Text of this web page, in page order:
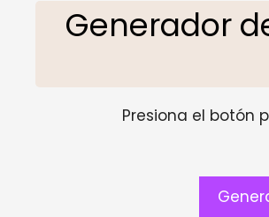
Generador
Presiona el botón